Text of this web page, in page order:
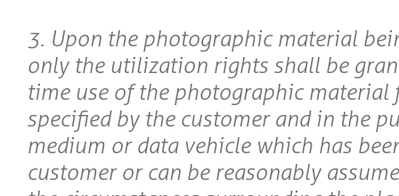
3. Upon the photographic material
only the utilization rights shall be
time use of the photographic material
specified by the customer and in the
medium or data vehicle which has
customer or can be reasonably